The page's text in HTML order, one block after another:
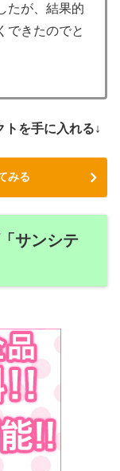
たが、結果的
できたのでと
トを手に入れる↓
みる
サンシテ